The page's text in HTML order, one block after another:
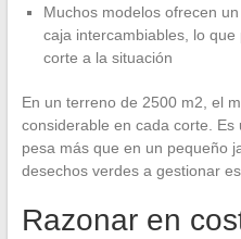
Muchos modelos ofrecen
caja intercambiables, lo
corte a la situación
En un terreno de 2500 m2, el
considerable en cada corte.
pesa más que en un pequeño
desechos verdes a gestionar
Razonar en